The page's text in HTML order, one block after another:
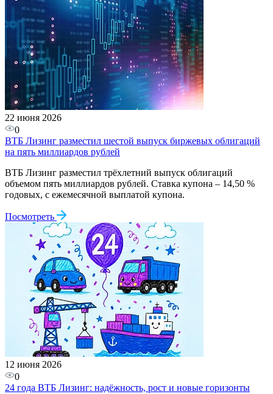
22 июня 2026
0
ВТБ Лизинг разместил шестой выпуск биржевых облигаций
на пять миллиардов рублей
ВТБ Лизинг разместил трёхлетний выпуск облигаций
объемом пять миллиардов рублей. Ставка купона – 14,50 %
годовых, с ежемесячной выплатой купона.
Посмотреть
12 июня 2026
0
24 года ВТБ Лизинг: надёжность, рост и новые горизонты